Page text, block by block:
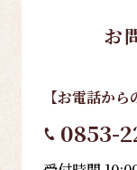
お
【お電話から
0853-